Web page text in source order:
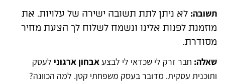
תשובה: לא ניתן לתת תשובה ישירה של עלויות. את
מוזמנת לפנות אלינו ונשמח לשלוח לך הצעת מחיר
מסודרת.
שאלה: חבר זרק לי שכדאי לי לבצע אבחון ארגוני לעסק
ותוכנית עסקית. מדובר בעסק משפחתי קטן. למה הכוונה?